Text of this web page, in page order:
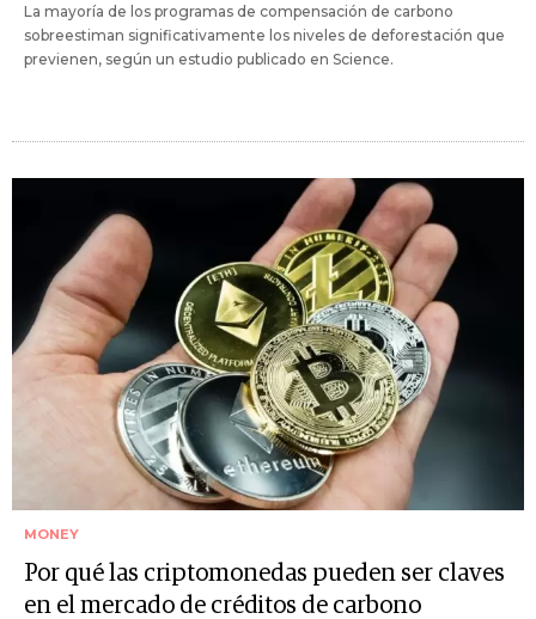
La mayoría de los programas de compensación de carbono
sobreestiman significativamente los niveles de deforestación que
previenen, según un estudio publicado en Science.
MONEY
Por qué las criptomonedas pueden ser claves
en el mercado de créditos de carbono